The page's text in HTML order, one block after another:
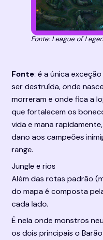
Fonte: League of
Fonte: é a única
ser destruída, onde
morreram e onde fica a
que fortalecem os
vida e mana
dano aos campeões
range.
Jungle e rios
Além das rotas padrão
do mapa é composta
cada lado.
É nela onde monstros
os dois principais o